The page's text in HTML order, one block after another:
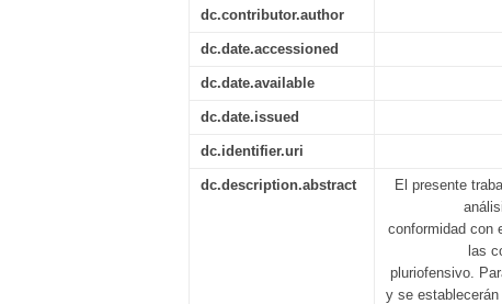
dc.contributor.author
dc.date.accessioned
dc.date.available
dc.date.issued
dc.identifier.uri
dc.description.abstract
El presente
conformidad con
las
pluriofensivo.
y se